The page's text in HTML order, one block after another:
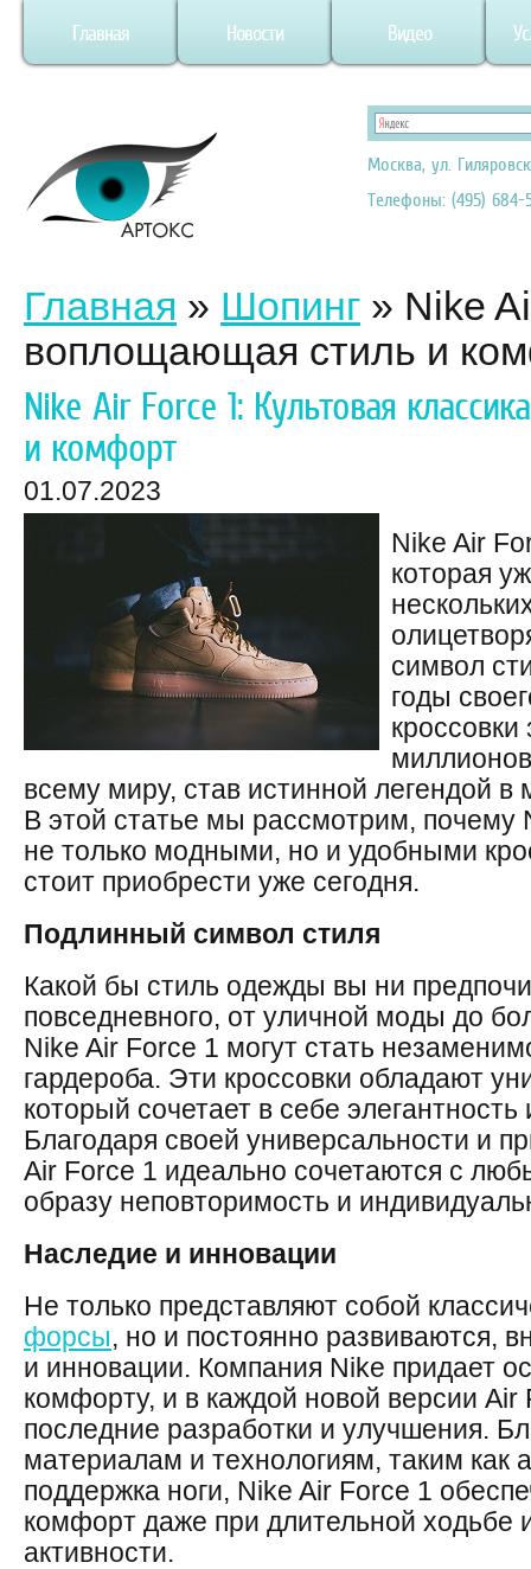
Главная Новости Видео
Москва, ул.
Телефоны: (495) 684-
Главная » Шопинг » Nike
воплощающая стиль и
Nike Air Force 1: Культовая
и комфорт
01.07.2023
Nike Air
которая
символ
годы
всему миру, став истинной легендой в
В этой статье мы рассмотрим, почему
не только модными, но и удобными
стоит приобрести уже сегодня.
Подлинный символ стиля
Какой бы стиль одежды вы ни
повседневного, от уличной моды до
Nike Air Force 1 могут стать
гардероба. Эти кроссовки обладают
который сочетает в себе
Благодаря своей универсальности и
Air Force 1 идеально сочетаются с
образу неповторимость и
Наследие и инновации
Не только представляют собой
форсы, но и постоянно развиваются,
и инновации. Компания Nike придает
комфорту, и в каждой новой версии
последние разработки и улучшения.
материалам и технологиям, таким как
поддержка ноги, Nike Air Force 1
комфорт даже при длительной ходьбе
активности.